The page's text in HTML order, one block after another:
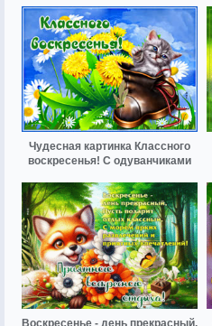
Чудесная картинка Классного
воскресенья! С одуванчиками
Воскресенье - день прекрасный,